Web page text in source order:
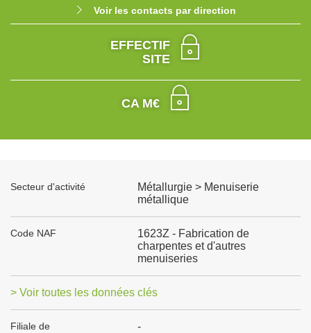
Voir les contacts par direction
EFFECTIF
SITE
CA M€
Secteur d'activité
Métallurgie > Menuiserie
métallique
Code NAF
1623Z - Fabrication de
charpentes et d'autres
menuiseries
> Voir toutes les données clés
Filiale de -